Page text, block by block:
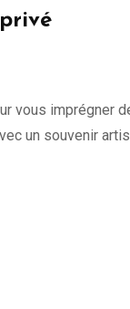
vous imprégner
un souvenir